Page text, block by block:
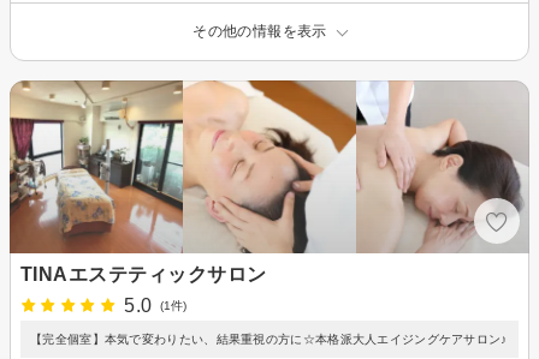
その他の情報を表示
TINAエステティックサロン
5.0
(1件)
【完全個室】本気で変わりたい、結果重視の方に☆本格派大人エイジングケアサロン♪